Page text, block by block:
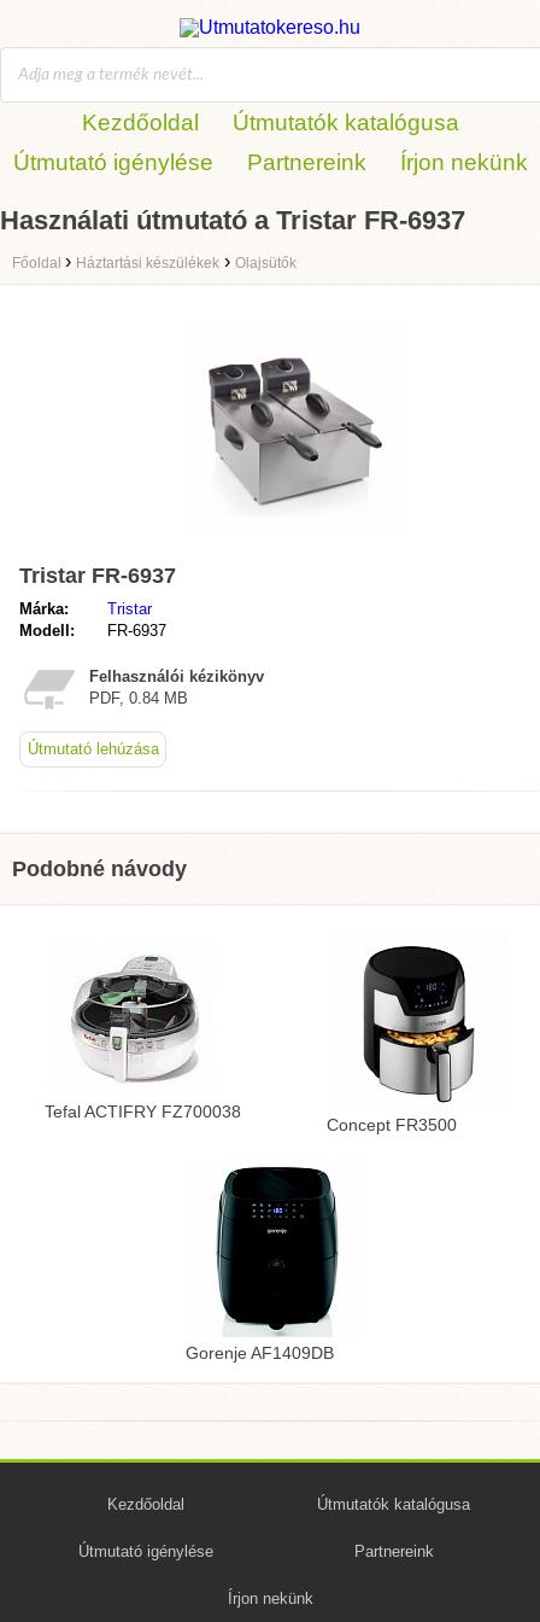
Kezdőoldal
Útmutatók katalógusa
Útmutató igénylése
Partnereink Írjon nekünk
Használati útmutató a Tristar FR-6937
Főoldal › Háztartási készülékek › Olajsütők
Tristar FR-6937
Márka:
Tristar
Modell:
FR-6937
Felhasználói kézikönyv
PDF, 0.84 MB
Útmutató lehúzása
Podobné návody
Tefal ACTIFRY FZ700038
Concept FR3500
Gorenje AF1409DB
Kezdőoldal Útmutatók katalógusa
Útmutató igénylése Partnereink
Írjon nekünk